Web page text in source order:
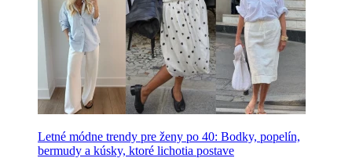
Letné módne trendy pre ženy po 40: Bodky, popelín,
bermudy a kúsky, ktoré lichotia postave